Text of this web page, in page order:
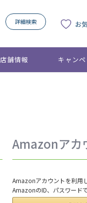
詳細検索 お
店舗情報 キャン
Amazonアカ
Amazonアカウントを利用
AmazonのID、パスワード